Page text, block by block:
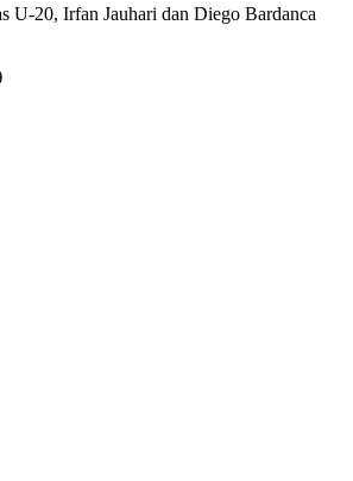
U-20, Irfan Jauhari dan Diego Bardanca